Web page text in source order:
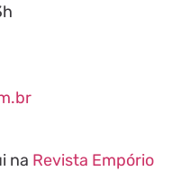
na Revista Empório